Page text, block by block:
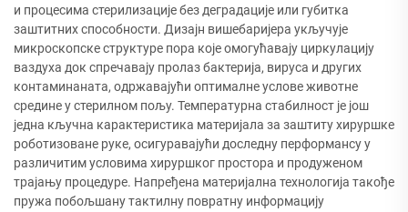
и процесима стерилизације без деградације или губитка
заштитних способности. Дизајн вишебаријера укључује
микроскопске структуре пора које омогућавају циркулацију
ваздуха док спречавају пролаз бактерија, вируса и других
контаминаната, одржавајући оптималне услове животне
средине у стерилном пољу. Температурна стабилност је још
једна кључна карактеристика материјала за заштиту хируршке
роботизоване руке, осигуравајући доследну перформансу у
различитим условима хируршког простора и продуженом
трајању процедуре. Напређена материјална технологија такође
пружа побољшану тактилну повратну информацију